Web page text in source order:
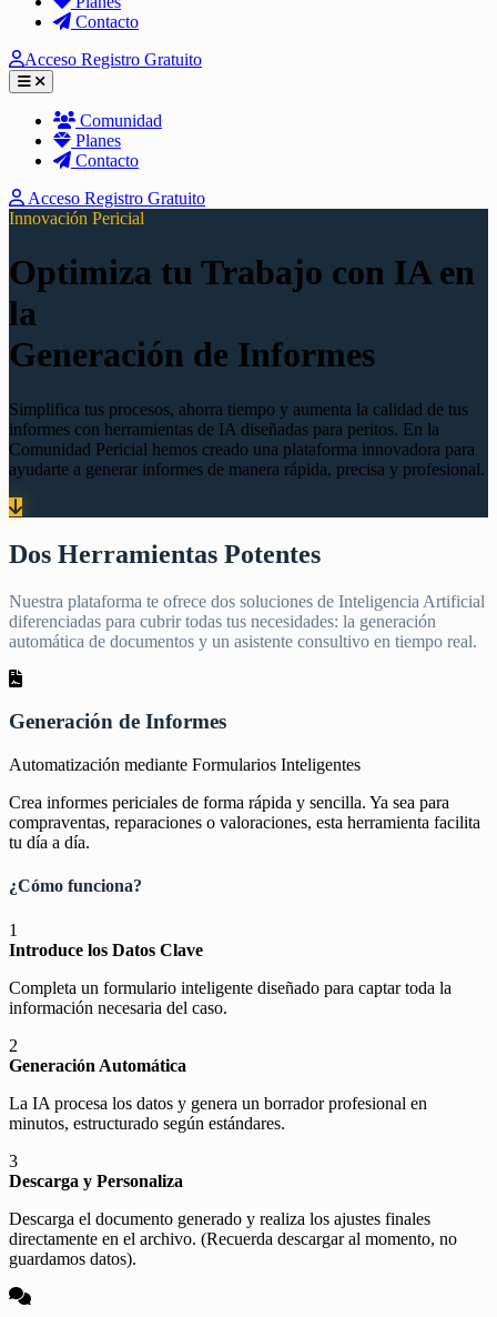
Contacto
Acceso Registro Gratuito
Abrir menú
Comunidad
Planes
Contacto
Acceso Registro Gratuito
Innovación Pericial
Optimiza tu Trabajo con IA en
la
Generación de Informes
Simplifica tus procesos, ahorra tiempo y aumenta la calidad de tus
informes con herramientas de IA diseñadas para peritos. En la
Comunidad Pericial hemos creado una plataforma innovadora para
ayudarte a generar informes de manera rápida, precisa y profesional.
Dos Herramientas Potentes
Nuestra plataforma te ofrece dos soluciones de Inteligencia Artificial
diferenciadas para cubrir todas tus necesidades: la generación
automática de documentos y un asistente consultivo en tiempo real.
Generación de Informes
Automatización mediante Formularios Inteligentes
Crea informes periciales de forma rápida y sencilla. Ya sea para
compraventas, reparaciones o valoraciones, esta herramienta facilita
tu día a día.
¿Cómo funciona?
1
Introduce los Datos Clave
Completa un formulario inteligente diseñado para captar toda la
información necesaria del caso.
2
Generación Automática
La IA procesa los datos y genera un borrador profesional en
minutos, estructurado según estándares.
3
Descarga y Personaliza
Descarga el documento generado y realiza los ajustes finales
directamente en el archivo. (Recuerda descargar al momento, no
guardamos datos).